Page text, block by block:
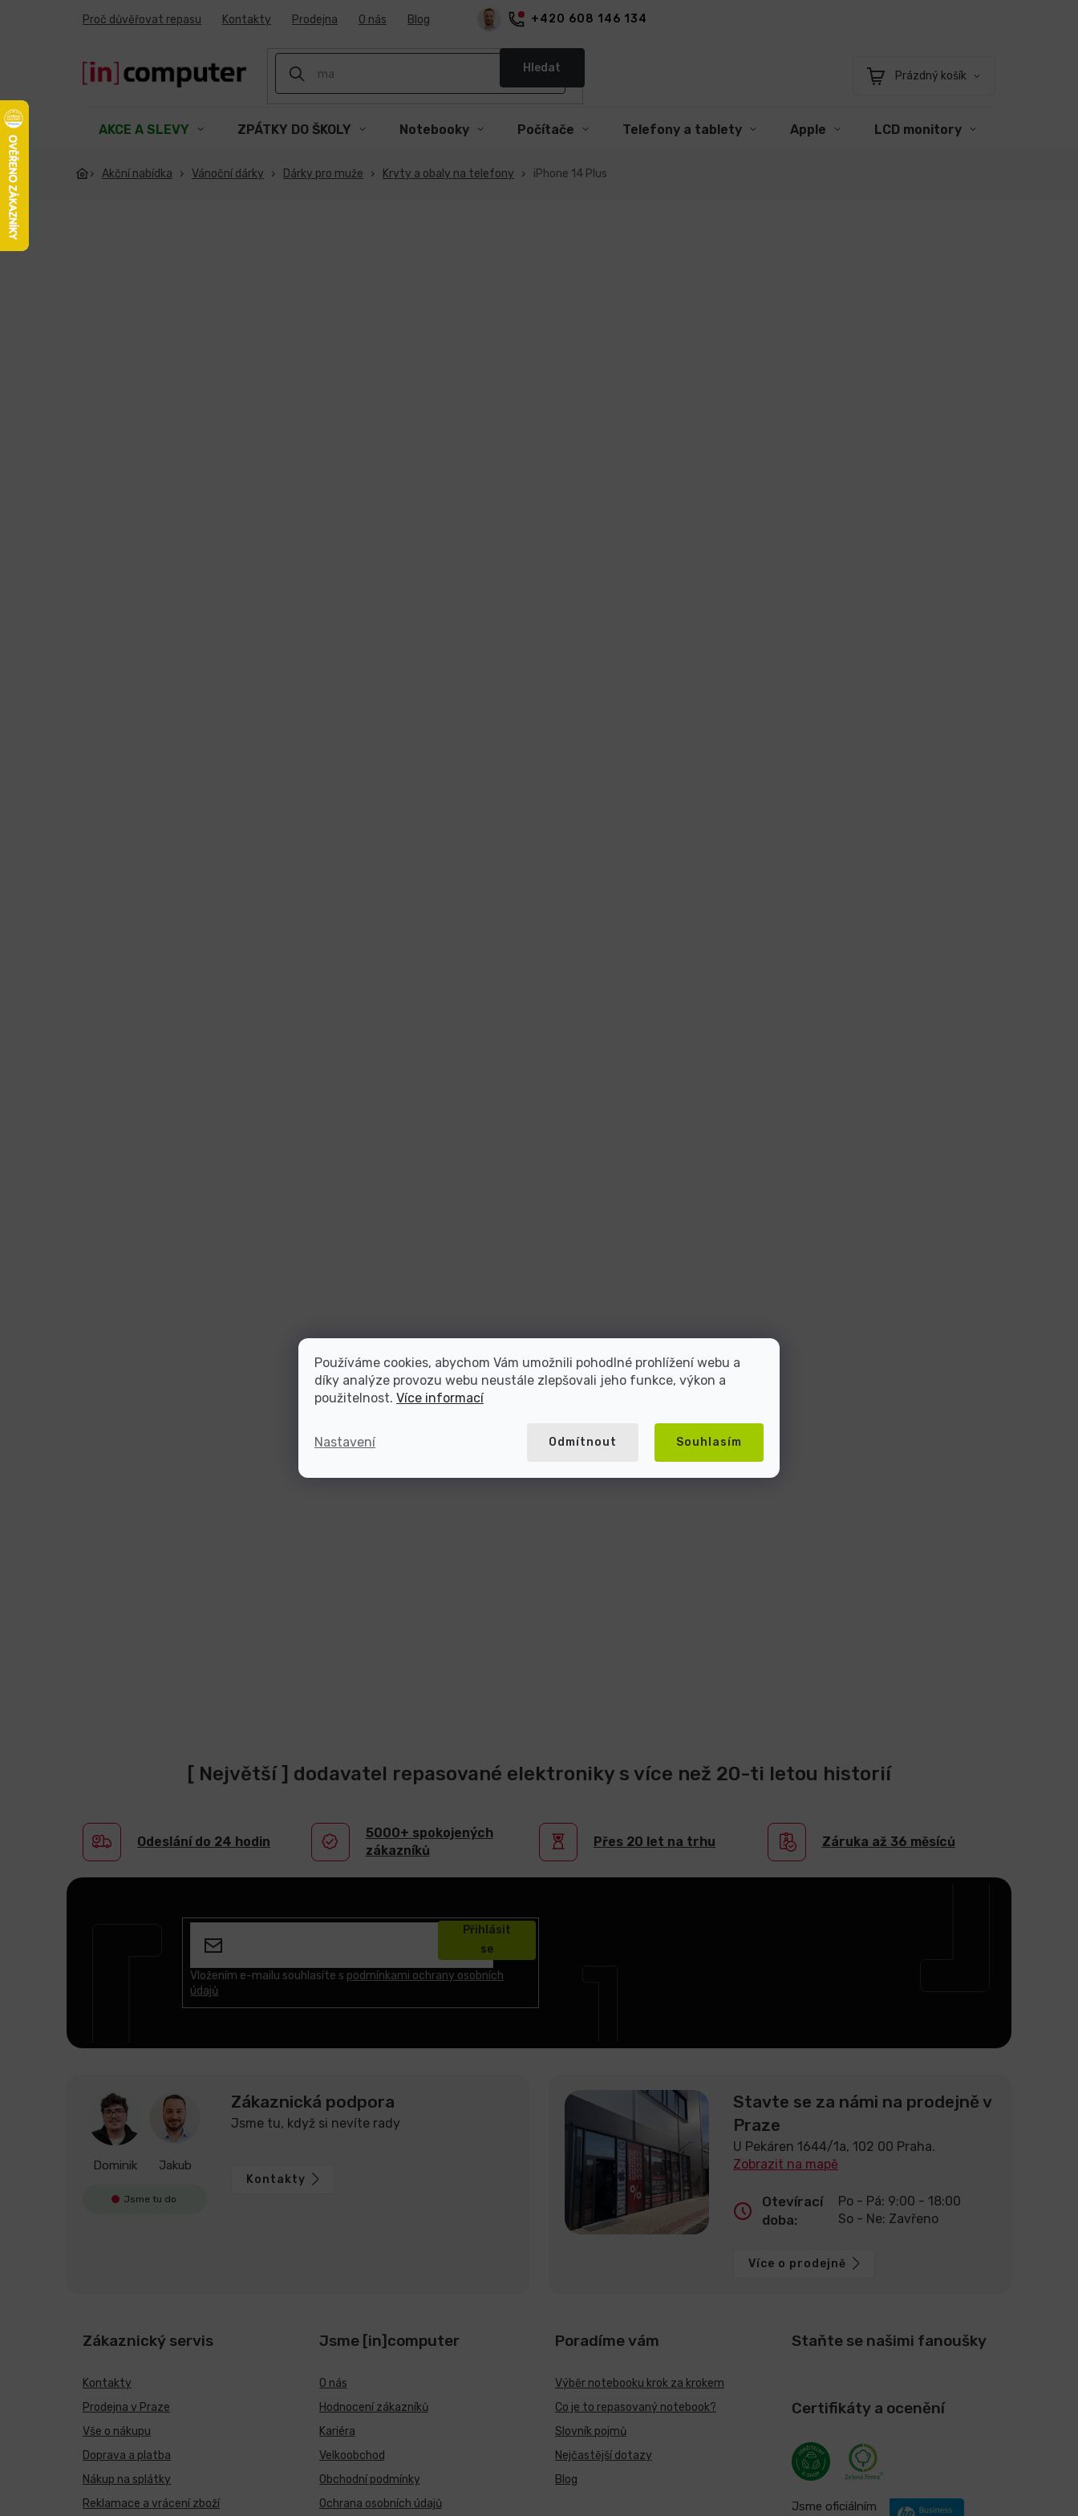
Používáme cookies, abychom Vám umožnili pohodlné prohlížení webu a
díky analýze provozu webu neustále zlepšovali jeho funkce, výkon a
použitelnost. Více informací
Nastavení Odmítnout Souhlasím
+420 608 146 134
Proč důvěřovat repasu Kontakty Prodejna O nás Blog
Hledat
Nákupní
Prázdný košík
AKCE A SLEVY ZPÁTKY DO ŠKOLY Notebooky Počítače Telefony a tablety Apple LCD monitory
Akční nabídka Vánoční dárky Dárky pro muže Kryty a obaly na telefony iPhone 14 Plus
[ Největší ] dodavatel repasované elektroniky s více než 20-ti letou historií
Odeslání do 24 hodin
5000+ spokojených
zákazníků
Přes 20 let na trhu Záruka až 36 měsíců
Vložením e-mailu souhlasíte s podmínkami ochrany osobních
údajů
Přihlásit
se
Dominik Jakub
Jsme tu do
Zákaznická podpora
Jsme tu, když si nevíte rady
Kontakty
Stavte se za námi na prodejně v
Praze
U Pekáren 1644/1a, 102 00 Praha.
Zobrazit na mapě
Otevírací
doba:
Po - Pá: 9:00 - 18:00
So - Ne: Zavřeno
Více o prodejně
Zákaznický servis
Kontakty
Prodejna v Praze
Vše o nákupu
Doprava a platba
Nákup na splátky
Reklamace a vrácení zboží
Jsme [in]computer
O nás
Hodnocení zákazníků
Kariéra
Velkoobchod
Obchodní podmínky
Ochrana osobních údajů
Poradíme vám
Výběr notebooku krok za krokem
Co je to repasovaný notebook?
Slovník pojmů
Nejčastější dotazy
Blog
Staňte se našimi fanoušky
Certifikáty a ocenění
Jsme oficiálním